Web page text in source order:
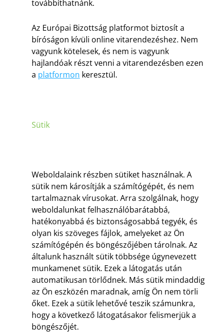
továbbíthatnánk.
Az Európai Bizottság platformot biztosít a
bíróságon kívüli online vitarendezéshez. Nem
vagyunk kötelesek, és nem is vagyunk
hajlandóak részt venni a vitarendezésben ezen
a platformon keresztül.
Sütik
Weboldalaink részben sütiket használnak. A
sütik nem károsítják a számítógépét, és nem
tartalmaznak vírusokat. Arra szolgálnak, hogy
weboldalunkat felhasználóbarátabbá,
hatékonyabbá és biztonságosabbá tegyék, és
olyan kis szöveges fájlok, amelyeket az Ön
számítógépén és böngészőjében tárolnak. Az
általunk használt sütik többsége úgynevezett
munkamenet sütik. Ezek a látogatás után
automatikusan törlődnek. Más sütik mindaddig
az Ön eszközén maradnak, amíg Ön nem törli
őket. Ezek a sütik lehetővé teszik számunkra,
hogy a következő látogatásakor felismerjük a
böngészőjét.